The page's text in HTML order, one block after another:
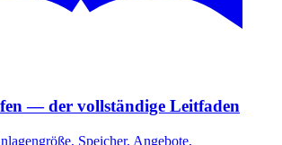
— der vollständige Leitfaden
Speicher, Angebote,